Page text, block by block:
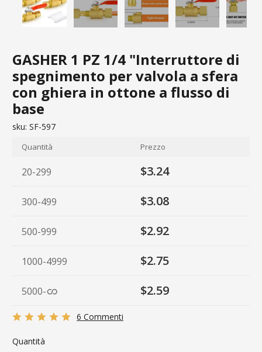
GASHER 1 PZ 1/4 "Interruttore di
spegnimento per valvola a sfera
con ghiera in ottone a flusso di
base
sku: SF-597
Quantità Prezzo
20-299 $3.24
300-499 $3.08
500-999 $2.92
1000-4999 $2.75
5000- $2.59
6 Commenti
Quantità